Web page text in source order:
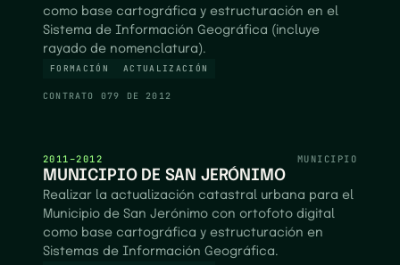
como base cartográfica y estructuración en el
Sistema de Información Geográfica (incluye
rayado de nomenclatura).
FORMACIÓN ACTUALIZACIÓN
CONTRATO 079 DE 2012
2011–2012 MUNICIPIO
MUNICIPIO DE SAN JERÓNIMO
Realizar la actualización catastral urbana para el
Municipio de San Jerónimo con ortofoto digital
como base cartográfica y estructuración en
Sistemas de Información Geográfica.